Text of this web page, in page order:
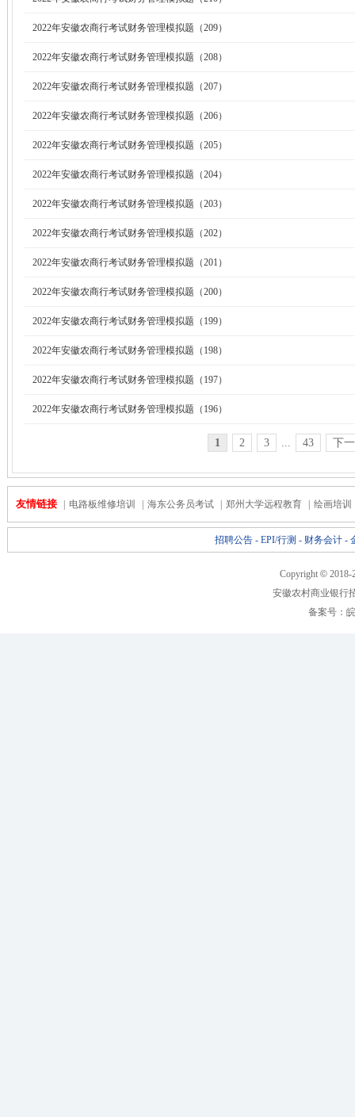
2022年安徽农商行考试财务管理模拟题（209）
2022年安徽农商行考试财务管理模拟题（208）
2022年安徽农商行考试财务管理模拟题（207）
2022年安徽农商行考试财务管理模拟题（206）
2022年安徽农商行考试财务管理模拟题（205）
2022年安徽农商行考试财务管理模拟题（204）
2022年安徽农商行考试财务管理模拟题（203）
2022年安徽农商行考试财务管理模拟题（202）
2022年安徽农商行考试财务管理模拟题（201）
2022年安徽农商行考试财务管理模拟题（200）
2022年安徽农商行考试财务管理模拟题（199）
2022年安徽农商行考试财务管理模拟题（198）
2022年安徽农商行考试财务管理模拟题（197）
2022年安徽农商行考试财务管理模拟题（196）
1 2 3 ... 43 下
友情链接 电路板维修培训 海东公务员考试 郑州大学远程教育 绘画培训
招聘公告- EPI/行测 - 财务会计-
Copyright © 2018-
安徽农村商业银行
备案号：